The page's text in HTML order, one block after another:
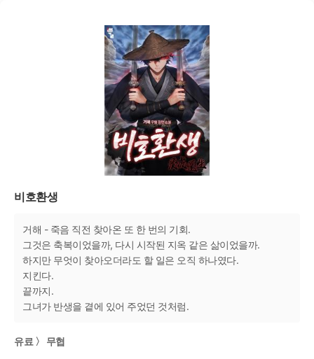
비호환생
거해 - 죽음 직전 찾아온 또 한 번의 기회.
그것은 축복이었을까, 다시 시작된 지옥 같은 삶이었을까.
하지만 무엇이 찾아오더라도 할 일은 오직 하나였다.
지킨다.
끝까지.
그녀가 반생을 곁에 있어 주었던 것처럼.
유료 〉 무협